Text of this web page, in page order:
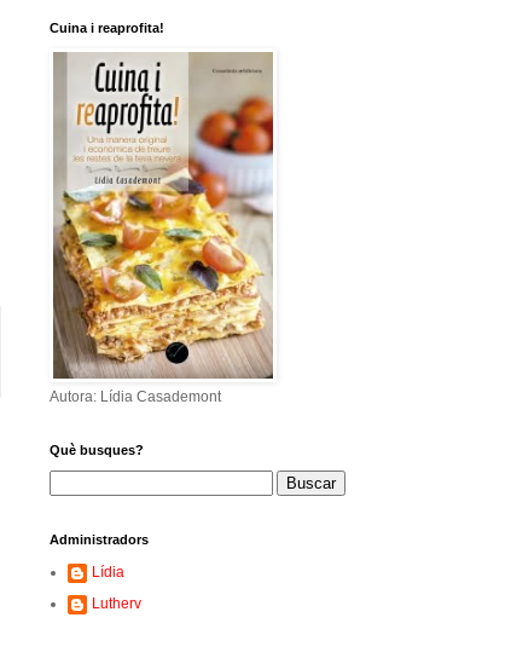
Cuina i reaprofita!
Autora: Lídia Casademont
Què busques?
Administradors
Lídia
Lutherv